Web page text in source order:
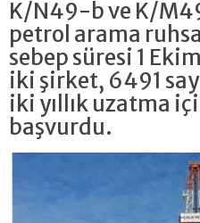
K/N49-b ve K/
petrol arama
sebep süresi 1
iki şirket, 6491
iki yıllık uzatma
başvurdu.